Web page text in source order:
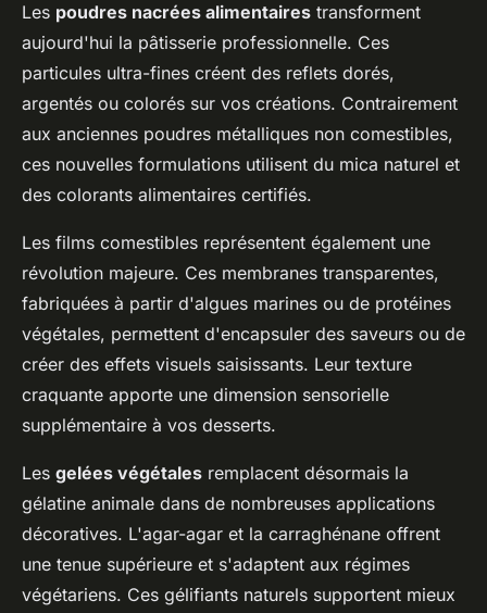
Les poudres nacrées alimentaires transforment
aujourd'hui la pâtisserie professionnelle. Ces
particules ultra-fines créent des reflets dorés,
argentés ou colorés sur vos créations. Contrairement
aux anciennes poudres métalliques non comestibles,
ces nouvelles formulations utilisent du mica naturel et
des colorants alimentaires certifiés.
Les films comestibles représentent également une
révolution majeure. Ces membranes transparentes,
fabriquées à partir d'algues marines ou de protéines
végétales, permettent d'encapsuler des saveurs ou de
créer des effets visuels saisissants. Leur texture
craquante apporte une dimension sensorielle
supplémentaire à vos desserts.
Les gelées végétales remplacent désormais la
gélatine animale dans de nombreuses applications
décoratives. L'agar-agar et la carraghénane offrent
une tenue supérieure et s'adaptent aux régimes
végétariens. Ces gélifiants naturels supportent mieux